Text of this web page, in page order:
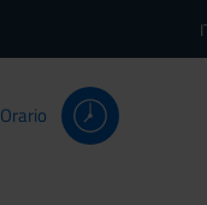
Orario